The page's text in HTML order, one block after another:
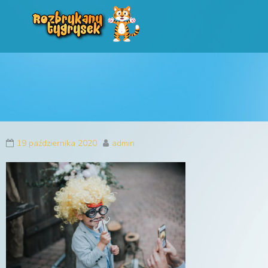
Rozbrykany
Profesjonalne animacje urodzinowe dla dzieci
19 października 2020 admin